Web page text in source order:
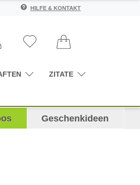
HILFE & KONTAKT
ZITATE
Geschenkideen